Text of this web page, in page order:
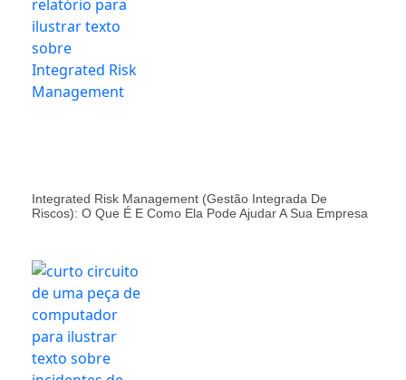
Integrated Risk Management (Gestão Integrada De
Riscos): O Que É E Como Ela Pode Ajudar A Sua Empresa